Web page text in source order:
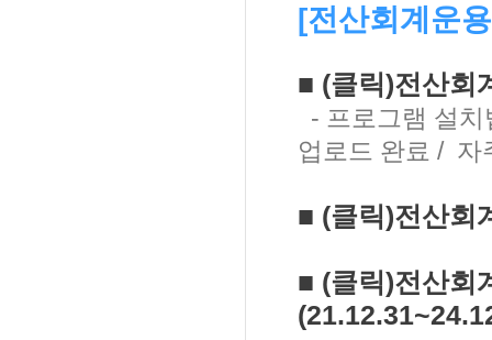
[전산회계운
■ (클릭)전산회
- 프로그램 설
업로드 완료 / 자
■ (클릭)전산회
■ (클릭)전산회